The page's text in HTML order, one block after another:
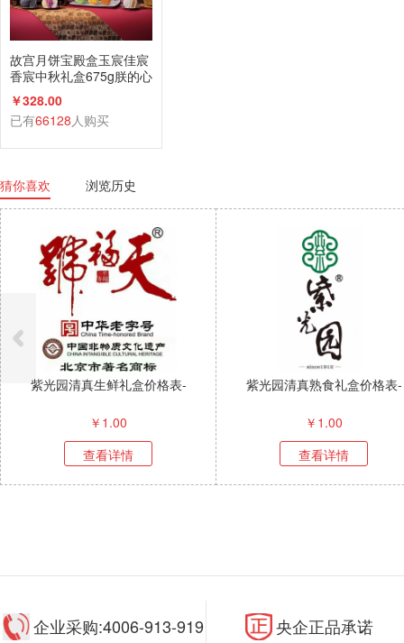
故宫月饼宝殿盒玉宸佳宸
香宸中秋礼盒675g朕的心
意礼广式蛋黄莲蓉
￥328.00
已有66128人购买
猜你喜欢 浏览历史
紫光园清真生鲜礼盒价格表-
￥ 1.00
查看详情
紫光园清真熟食礼盒价格表-
￥ 1.00
查看详情
企业采购:4006-913-919 央企正品承诺